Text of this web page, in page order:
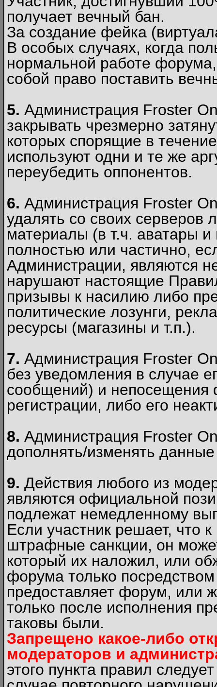
получает вечный бан.
За создание фейка
В особых случаях, когда
нормальной работе
собой право поставить
5. Администрация Froster
закрывать чрезмерно
которых спорящие в
используют одни и те же
переубедить оппонентов.
6. Администрация Froster
удалять со своих
материалы (в т.ч. аватары и
полностью или частично,
Администрации, являются
нарушают настоящие
призывы к насилию либо
политические лозунги,
ресурсы (магазины и т.п.).
7. Администрация Froster
без уведомления в случае
сообщений) и непосещения
регистрации, либо его
8. Администрация Froster
дополнять/изменять
9. Действия любого из
являются официальной
подлежат немедленному
Если участник решает, что
штрафные санкции, он
который их наложил, или
форума только
предоставляет форум, или
только после исполнения
таковы были.
Запрещено какое-либо
модераторов и
этого пункта правил